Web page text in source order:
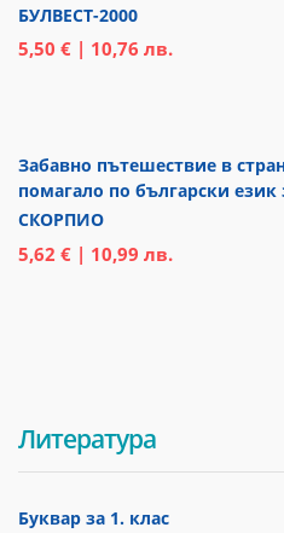
БУЛВЕСТ-2000
5,50 € | 10,76 лв.
Забавно пътешествие в
помагало по български език
СКОРПИО
5,62 € | 10,99 лв.
Литература
Буквар за 1. клас